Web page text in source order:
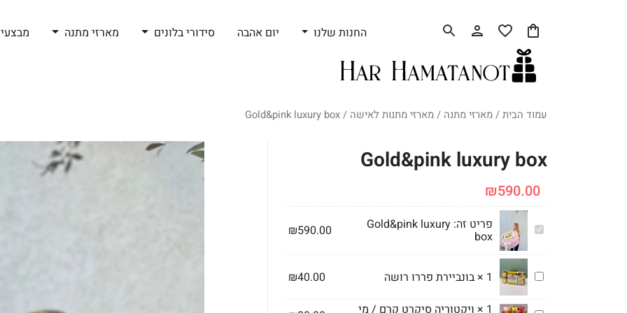
החנות שלנו יום אהבה סידורי בלונים מארזי מתנה
עמוד הבית/מארזי מתנה /מארזי מתנות לאישה / Gold&pink luxury box
Gold&pink luxury box
₪590.00
Gold&pink
luxury
box
פריט זה: Gold&pink luxury
box
₪590.00
בונביירת
פררו
רושה
1
×בונביירת פררו רושה ₪40.00